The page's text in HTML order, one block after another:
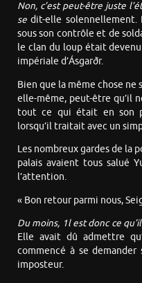
Non, c’est peut-être juste
se dit-elle
sous son contrôle et de
le clan du loup était
impériale d’Ásgarðr.
Bien que la même chose ne
elle-même, peut-être qu’il
tout ce qui était en son
lorsqu’il traitait avec un
Les nombreux gardes de la
palais avaient tous salué
l’attention.
« Bon retour parmi nous,
Du moins, 1l est donc ce
Elle avait dû admettre
commencé à se
imposteur.